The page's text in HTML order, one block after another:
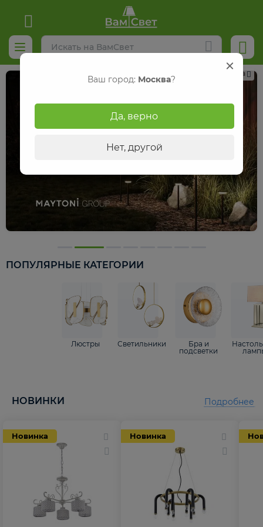
Реклама
ПОПУЛЯРНЫЕ КАТЕГОРИИ
Люстры Светильники
Бра и
подсветки
НОВИНКИ
Новинка Новинка
Подробнее
Ваш город: Москва?
Да, верно
Нет, другой